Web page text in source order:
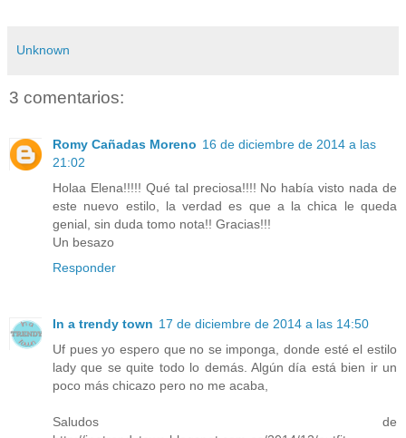
Unknown
3 comentarios:
Romy Cañadas Moreno 16 de diciembre de 2014 a las
21:02
Holaa Elena!!!!! Qué tal preciosa!!!! No había visto nada de
este nuevo estilo, la verdad es que a la chica le queda
genial, sin duda tomo nota!! Gracias!!!
Un besazo
Responder
In a trendy town 17 de diciembre de 2014 a las 14:50
Uf pues yo espero que no se imponga, donde esté el estilo
lady que se quite todo lo demás. Algún día está bien ir un
poco más chicazo pero no me acaba,
Saludos de